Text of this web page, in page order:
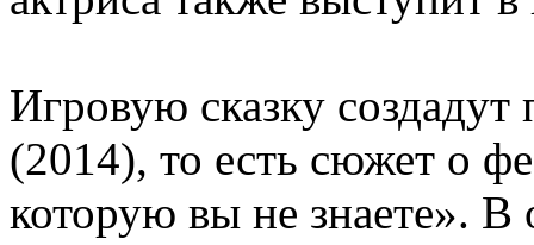
Игровую сказку
(2014), то есть сюжет о
которую вы не знаете». В